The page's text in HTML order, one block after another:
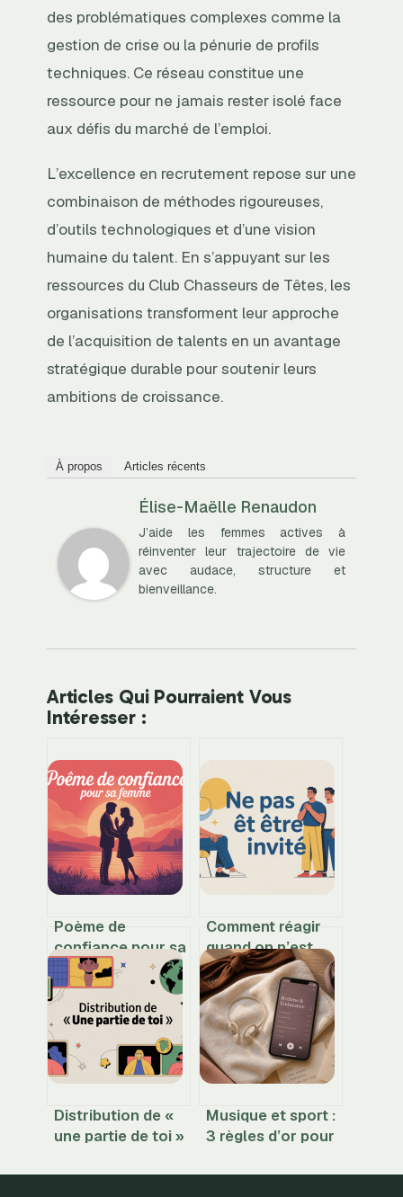
des problématiques complexes comme la
gestion de crise ou la pénurie de profils
techniques. Ce réseau constitue une
ressource pour ne jamais rester isolé face
aux défis du marché de l’emploi.
L’excellence en recrutement repose sur une
combinaison de méthodes rigoureuses,
d’outils technologiques et d’une vision
humaine du talent. En s’appuyant sur les
ressources du Club Chasseurs de Têtes, les
organisations transforment leur approche
de l’acquisition de talents en un avantage
stratégique durable pour soutenir leurs
ambitions de croissance.
À propos Articles récents
Élise-Maëlle Renaudon
J’aide les femmes actives à
réinventer leur trajectoire de vie
avec audace, structure et
bienveillance.
Articles Qui Pourraient Vous
Intéresser :
Poème de
confiance pour sa
femme : mots
justes pour la
rassurer
Comment réagir
quand on n’est
pas invité sans se
faire du mal
Distribution de «
une partie de toi »
pourquoi cela
Musique et sport :
3 règles d’or pour
endurance et